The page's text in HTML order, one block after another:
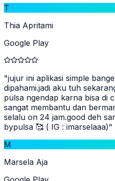
T
Thia Apritami
Google Play
"jujur ini aplikasi simple
dipahami.jadi aku tuh
pulsa ngendap karna bisa di
sangat membantu dan
selalu on 24 jam.good deh
bypulsa 🥰 ( IG : imarselaaa)"
M
Marsela Aja